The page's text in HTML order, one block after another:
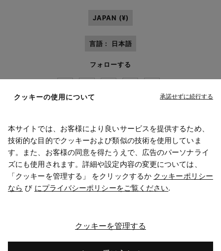
JAPAN (¥)
言語 : 日本語
フォローする
Maison Margiela MM6
メゾン マルジェラはOTBのメンバーです
クッキーの使用について 承諾せずに続行する
本サイトでは、お客様により良いサービスを提供するため、
技術的な目的でクッキーおよび類似の技術を使用していま
す。また、お客様の同意を得たうえで、広告のパーソナライ
ズにも使用されます。詳細や設定内容の変更については、
「クッキーを管理する」 をクリックするか クッキーポリシー
なら び にプライバシーポリシーをご覧ください.
クッキーを管理する